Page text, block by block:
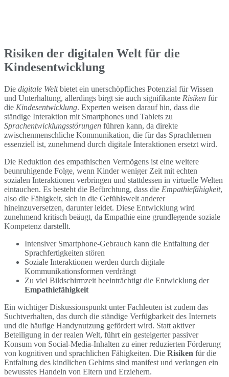
Risiken der digitalen Welt für die
Kindesentwicklung
Die digitale Weltbietet ein unerschöpfliches Potenzial für Wissen
und Unterhaltung, allerdings birgt sie auch signifikante Risiken für
die Kindesentwicklung. Experten weisen darauf hin, dass die
ständige Interaktion mit Smartphones und Tablets zu
Sprachentwicklungsstörungen führen kann, da direkte
zwischenmenschliche Kommunikation, die für das Sprachlernen
essenziell ist, zunehmend durch digitale Interaktionen ersetzt wird.
Die Reduktion des empathischen Vermögens ist eine weitere
beunruhigende Folge, wenn Kinder weniger Zeit mit echten
sozialen Interaktionen verbringen und stattdessen in virtuelle Welten
eintauchen. Es besteht die Befürchtung, dass die Empathiefähigkeit,
also die Fähigkeit, sich in die Gefühlswelt anderer
hineinzuversetzen, darunter leidet. Diese Entwicklung wird
zunehmend kritisch beäugt, da Empathie eine grundlegende soziale
Kompetenz darstellt.
Intensiver Smartphone-Gebrauch kann die Entfaltung der
Sprachfertigkeiten stören
Soziale Interaktionen werden durch digitale
Kommunikationsformen verdrängt
Zu viel Bildschirmzeit beeinträchtigt die Entwicklung der
Empathiefähigkeit
Ein wichtiger Diskussionspunkt unter Fachleuten ist zudem das
Suchtverhalten, das durch die ständige Verfügbarkeit des Internets
und die häufige Handynutzung gefördert wird. Statt aktiver
Beteiligung in der realen Welt, führt ein gesteigerter passiver
Konsum von Social-Media-Inhalten zu einer reduzierten Förderung
von kognitiven und sprachlichen Fähigkeiten. Die Risiken für die
Entfaltung des kindlichen Gehirns sind manifest und verlangen ein
bewusstes Handeln von Eltern und Erziehern.